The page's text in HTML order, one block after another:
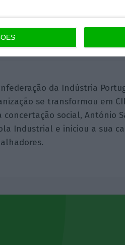
de encargos para
2017
da Indústria
se transformou em
social, António
Industrial e iniciou a sua